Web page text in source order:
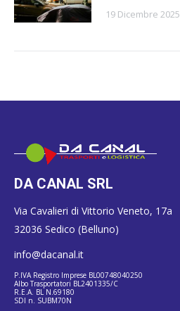
19 Dicembre 2025
DA CANAL SRL
Via Cavalieri di Vittorio Veneto, 17a
32036 Sedico (Belluno)
info@dacanal.it
P.IVA Registro Imprese BL00748040250
Albo Trasportatori BL2401335/C
R.E.A. BL N.69180
SDI n. SUBM70N